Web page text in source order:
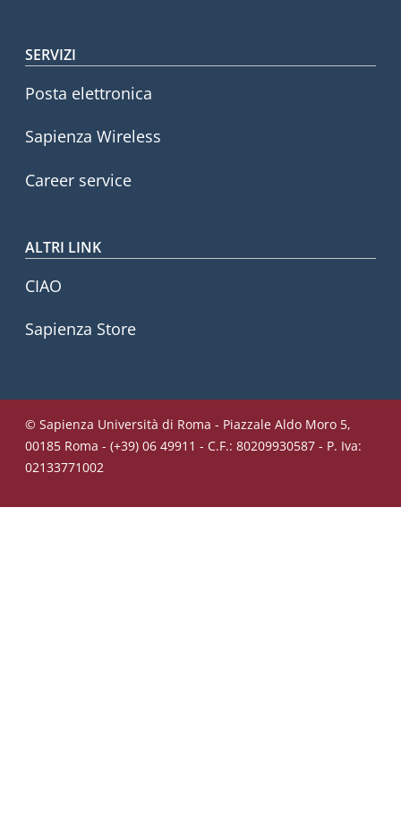
SERVIZI
Posta elettronica
Sapienza Wireless
Career service
ALTRI LINK
CIAO
Sapienza Store
© Sapienza Università di Roma - Piazzale Aldo Moro 5,
00185 Roma - (+39) 06 49911 - C.F.: 80209930587 - P. Iva:
02133771002